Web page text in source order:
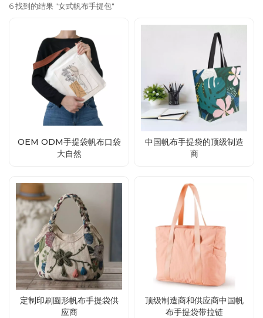
6 找到的结果 "女式帆布手提包"
OEM ODM手提袋帆布口袋
大自然
中国帆布手提袋的顶级制造
商
定制印刷圆形帆布手提袋供
应商
顶级制造商和供应商中国帆
布手提袋带拉链